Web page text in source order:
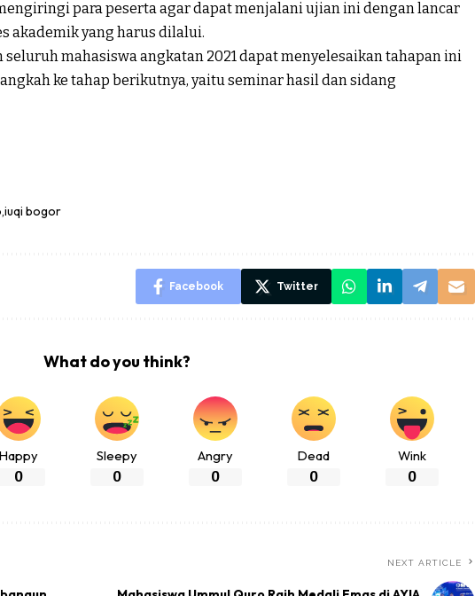
para peserta agar dapat menjalani ujian ini dengan lancar
akademik yang harus dilalui.
seluruh mahasiswa angkatan 2021 dapat menyelesaikan tahapan ini
ke tahap berikutnya, yaitu seminar hasil dan sidang
iuqi bogor
Facebook Twitter
What do you think?
Happy
0
Sleepy
0
Angry
0
Dead
0
Wink
0
NEXT ARTICLE